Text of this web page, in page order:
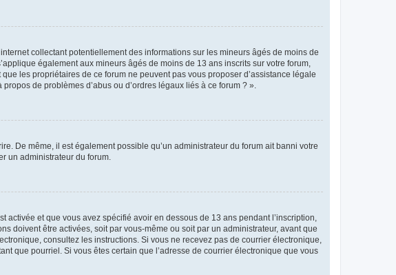
collectant potentiellement des informations sur les mineurs âgés de moins de
également aux mineurs âgés de moins de 13 ans inscrits sur votre forum,
les propriétaires de ce forum ne peuvent pas vous proposer d’assistance légale
de problèmes d’abus ou d’ordres légaux liés à ce forum ? ».
De même, il est également possible qu’un administrateur du forum ait banni votre
un administrateur du forum.
et que vous avez spécifié avoir en dessous de 13 ans pendant l’inscription,
doivent être activées, soit par vous-même ou soit par un administrateur, avant que
consultez les instructions. Si vous ne recevez pas de courrier électronique,
que pourriel. Si vous êtes certain que l’adresse de courrier électronique que vous